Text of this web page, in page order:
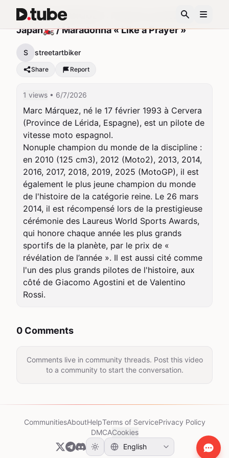
🏆MARC MARQUEZ : Famous comeback in
Japan🏍️ / Maradonna « Like a Prayer »
S streetartbiker
Share Report
1 views • 6/7/2026
Marc Márquez, né le 17 février 1993 à Cervera
(Province de Lérida, Espagne), est un pilote de
vitesse moto espagnol.
Nonuple champion du monde de la discipline :
en 2010 (125 cm3), 2012 (Moto2), 2013, 2014,
2016, 2017, 2018, 2019, 2025 (MotoGP), il est
également le plus jeune champion du monde
de l'histoire de la catégorie reine. Le 26 mars
2014, il est récompensé lors de la prestigieuse
cérémonie des Laureus World Sports Awards,
qui honore chaque année les plus grands
sportifs de la planète, par le prix de «
révélation de l’année ». Il est aussi cité comme
l'un des plus grands pilotes de l'histoire, aux
côté de Giacomo Agostini et de Valentino
Rossi.
0 Comments
Comments live in community threads. Post this video
to a community to start the conversation.
CommunitiesAboutHelpTerms of ServicePrivacy Policy
DMCACookies